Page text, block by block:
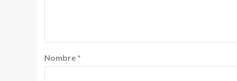
Nombre *